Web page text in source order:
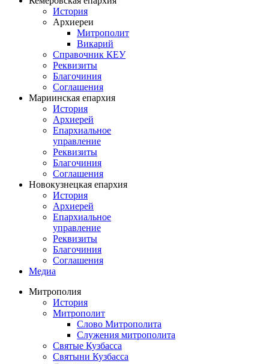
История
Архиереи
Митрополит
Викарий
Справочник КЕУ
Реквизиты
Благочиния
Соглашения
Мариинская епархия
История
Архиерей
Епархиальное
управление
Реквизиты
Благочиния
Соглашения
Новокузнецкая епархия
История
Архиерей
Епархиальное
управление
Реквизиты
Благочиния
Соглашения
Медиа
Митрополия
История
Митрополит
Слово Митрополита
Служения митрополита
Святые Кузбасса
Святыни Кузбасса